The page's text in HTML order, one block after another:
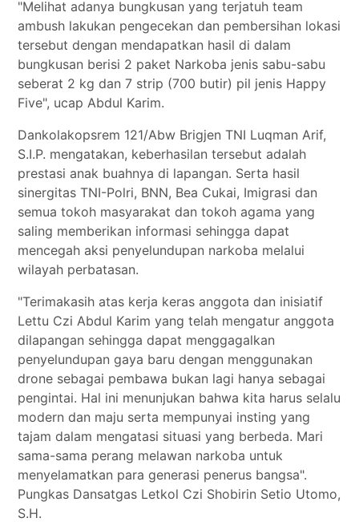
"Melihat adanya bungkusan yang terjatuh team
ambush lakukan pengecekan dan pembersihan lokasi
tersebut dengan mendapatkan hasil di dalam
bungkusan berisi 2 paket Narkoba jenis sabu-sabu
seberat 2 kg dan 7 strip (700 butir) pil jenis Happy
Five", ucap Abdul Karim.
Dankolakopsrem 121/Abw Brigjen TNI Luqman Arif,
S.I.P. mengatakan, keberhasilan tersebut adalah
prestasi anak buahnya di lapangan. Serta hasil
sinergitas TNI-Polri, BNN, Bea Cukai, Imigrasi dan
semua tokoh masyarakat dan tokoh agama yang
saling memberikan informasi sehingga dapat
mencegah aksi penyelundupan narkoba melalui
wilayah perbatasan.
"Terimakasih atas kerja keras anggota dan inisiatif
Lettu Czi Abdul Karim yang telah mengatur anggota
dilapangan sehingga dapat menggagalkan
penyelundupan gaya baru dengan menggunakan
drone sebagai pembawa bukan lagi hanya sebagai
pengintai. Hal ini menunjukan bahwa kita harus selalu
modern dan maju serta mempunyai insting yang
tajam dalam mengatasi situasi yang berbeda. Mari
sama-sama perang melawan narkoba untuk
menyelamatkan para generasi penerus bangsa".
Pungkas Dansatgas Letkol Czi Shobirin Setio Utomo,
S.H.